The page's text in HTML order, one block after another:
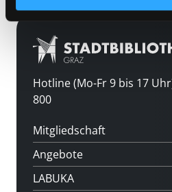
Hotline (Mo-Fr 9 bis 17
800
Mitgliedschaft
Angebote
LABUKA